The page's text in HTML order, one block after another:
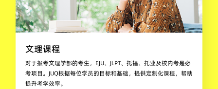
文理课程
对于报考文理学部的考生，EJU、JLPT、托福、托业及校内考是必
考项目。JUQ根据每位学员的目标和基础，提供定制化课程，帮助
提升考学效率。